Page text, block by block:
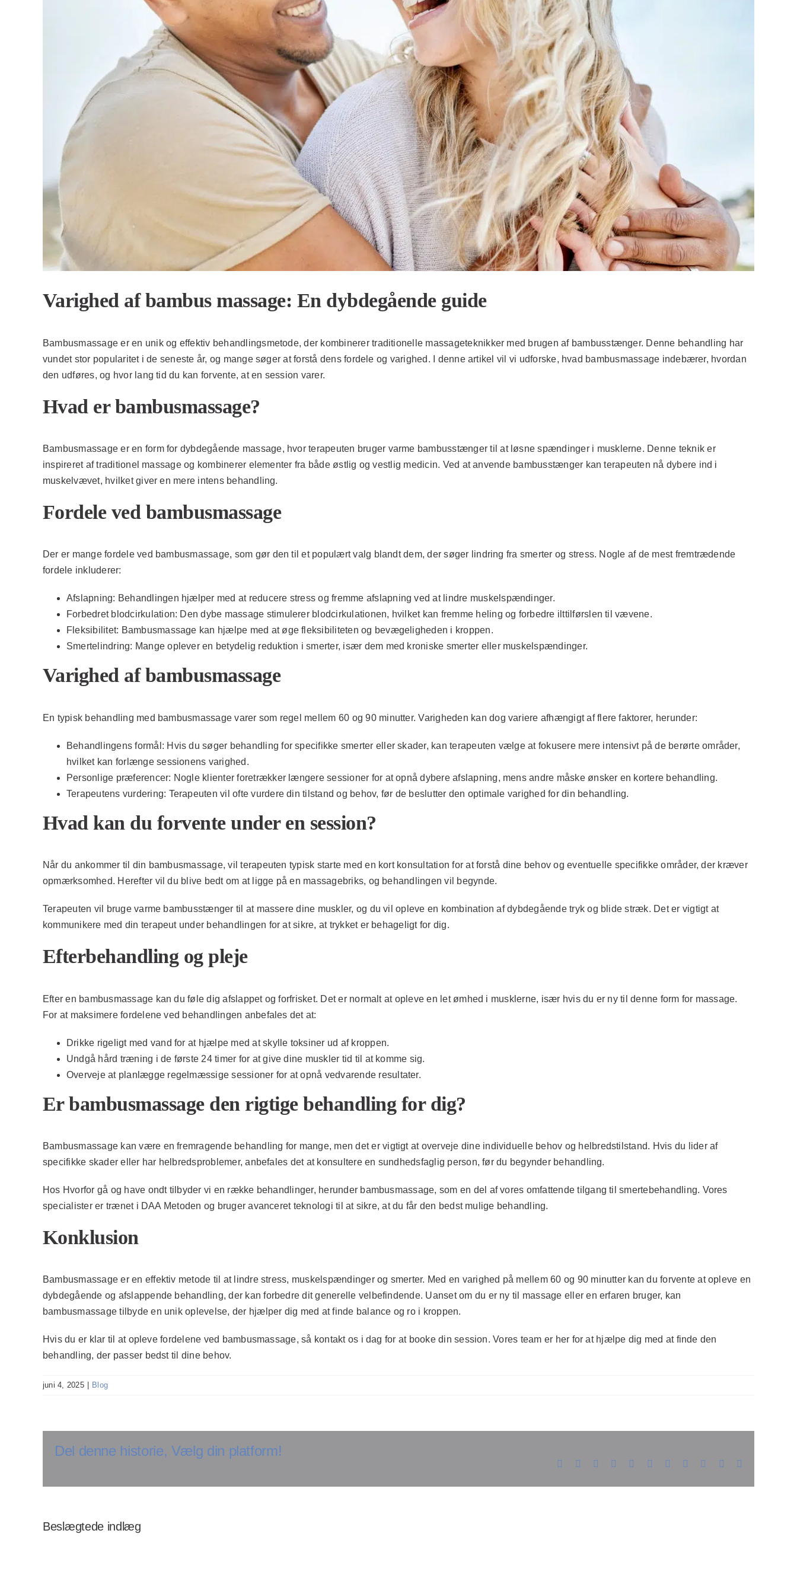
Varighed af bambus massage: En dybdegående guide
Bambusmassage er en unik og effektiv behandlingsmetode, der kombinerer traditionelle massageteknikker med brugen af bambusstænger. Denne behandling har
vundet stor popularitet i de seneste år, og mange søger at forstå dens fordele og varighed. I denne artikel vil vi udforske, hvad bambusmassage indebærer, hvordan
den udføres, og hvor lang tid du kan forvente, at en session varer.
Hvad er bambusmassage?
Bambusmassage er en form for dybdegående massage, hvor terapeuten bruger varme bambusstænger til at løsne spændinger i musklerne. Denne teknik er
inspireret af traditionel massage og kombinerer elementer fra både østlig og vestlig medicin. Ved at anvende bambusstænger kan terapeuten nå dybere ind i
muskelvævet, hvilket giver en mere intens behandling.
Fordele ved bambusmassage
Der er mange fordele ved bambusmassage, som gør den til et populært valg blandt dem, der søger lindring fra smerter og stress. Nogle af de mest fremtrædende
fordele inkluderer:
Afslapning: Behandlingen hjælper med at reducere stress og fremme afslapning ved at lindre muskelspændinger.
Forbedret blodcirkulation: Den dybe massage stimulerer blodcirkulationen, hvilket kan fremme heling og forbedre ilttilførslen til vævene.
Fleksibilitet: Bambusmassage kan hjælpe med at øge fleksibiliteten og bevægeligheden i kroppen.
Smertelindring: Mange oplever en betydelig reduktion i smerter, især dem med kroniske smerter eller muskelspændinger.
Varighed af bambusmassage
En typisk behandling med bambusmassage varer som regel mellem 60 og 90 minutter. Varigheden kan dog variere afhængigt af flere faktorer, herunder:
Behandlingens formål: Hvis du søger behandling for specifikke smerter eller skader, kan terapeuten vælge at fokusere mere intensivt på de berørte områder,
hvilket kan forlænge sessionens varighed.
Personlige præferencer: Nogle klienter foretrækker længere sessioner for at opnå dybere afslapning, mens andre måske ønsker en kortere behandling.
Terapeutens vurdering: Terapeuten vil ofte vurdere din tilstand og behov, før de beslutter den optimale varighed for din behandling.
Hvad kan du forvente under en session?
Når du ankommer til din bambusmassage, vil terapeuten typisk starte med en kort konsultation for at forstå dine behov og eventuelle specifikke områder, der kræver
opmærksomhed. Herefter vil du blive bedt om at ligge på en massagebriks, og behandlingen vil begynde.
Terapeuten vil bruge varme bambusstænger til at massere dine muskler, og du vil opleve en kombination af dybdegående tryk og blide stræk. Det er vigtigt at
kommunikere med din terapeut under behandlingen for at sikre, at trykket er behageligt for dig.
Efterbehandling og pleje
Efter en bambusmassage kan du føle dig afslappet og forfrisket. Det er normalt at opleve en let ømhed i musklerne, især hvis du er ny til denne form for massage.
For at maksimere fordelene ved behandlingen anbefales det at:
Drikke rigeligt med vand for at hjælpe med at skylle toksiner ud af kroppen.
Undgå hård træning i de første 24 timer for at give dine muskler tid til at komme sig.
Overveje at planlægge regelmæssige sessioner for at opnå vedvarende resultater.
Er bambusmassage den rigtige behandling for dig?
Bambusmassage kan være en fremragende behandling for mange, men det er vigtigt at overveje dine individuelle behov og helbredstilstand. Hvis du lider af
specifikke skader eller har helbredsproblemer, anbefales det at konsultere en sundhedsfaglig person, før du begynder behandling.
Hos Hvorfor gå og have ondt tilbyder vi en række behandlinger, herunder bambusmassage, som en del af vores omfattende tilgang til smertebehandling. Vores
specialister er trænet i DAA Metoden og bruger avanceret teknologi til at sikre, at du får den bedst mulige behandling.
Konklusion
Bambusmassage er en effektiv metode til at lindre stress, muskelspændinger og smerter. Med en varighed på mellem 60 og 90 minutter kan du forvente at opleve en
dybdegående og afslappende behandling, der kan forbedre dit generelle velbefindende. Uanset om du er ny til massage eller en erfaren bruger, kan
bambusmassage tilbyde en unik oplevelse, der hjælper dig med at finde balance og ro i kroppen.
Hvis du er klar til at opleve fordelene ved bambusmassage, så kontakt os i dag for at booke din session. Vores team er her for at hjælpe dig med at finde den
behandling, der passer bedst til dine behov.
juni 4, 2025 Blog
Del denne historie, Vælg din platform!
Facebook Reddit LinkedInWhatsAppTelegram
TumblrPinterest Xing
Beslægtede indlæg